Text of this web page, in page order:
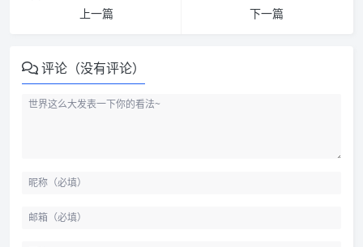
上一篇
下一篇
评论（没有评论）